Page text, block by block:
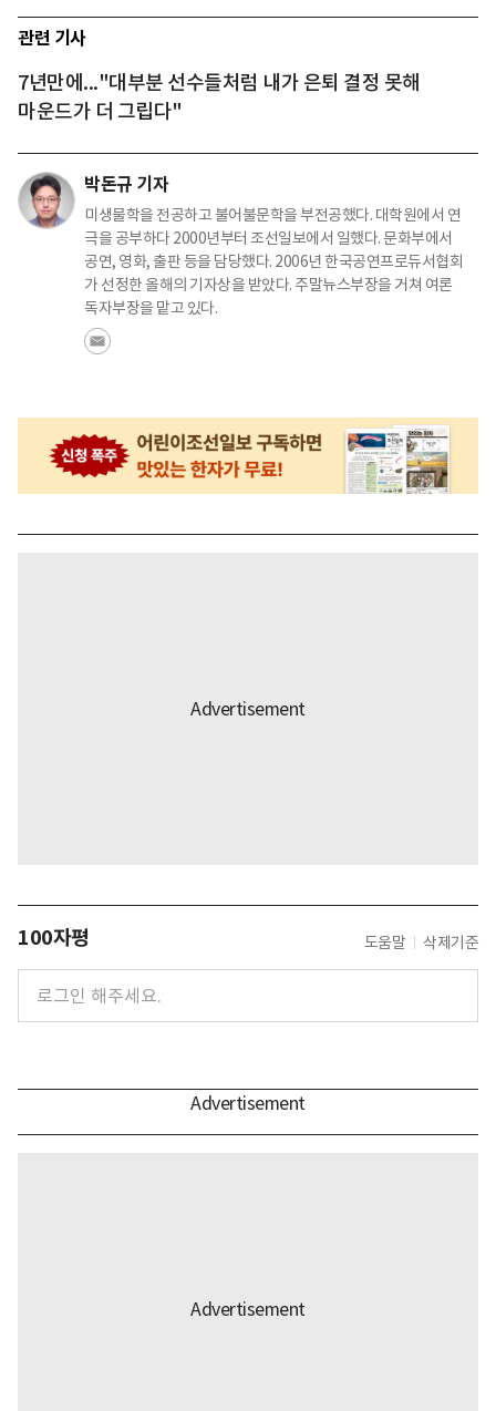
관련 기사
7년만에..."대부분 선수들처럼 내가 은퇴 결정 못해
마운드가 더 그립다"
박돈규 기자
미생물학을 전공하고 불어불문학을 부전공했다. 대학원에서 연
극을 공부하다 2000년부터 조선일보에서 일했다. 문화부에서
공연, 영화, 출판 등을 담당했다. 2006년 한국공연프로듀서협회
가 선정한 올해의 기자상을 받았다. 주말뉴스부장을 거쳐 여론
독자부장을 맡고 있다.
100자평 도움말 삭제기준